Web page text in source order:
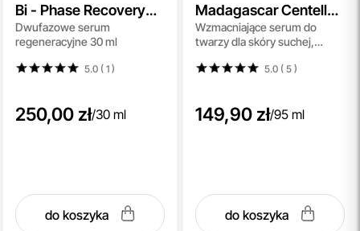
Bi - Phase Recovery
Drops
Dwufazowe serum
regeneracyjne 30 ml
5.0 ( 1)
250,00 zł/30 ml
do koszyka
Madagascar Centella
Probio-CICA Intensive
Ampoule
Wzmacniające serum do
twarzy dla skóry suchej,
5.0 ( 5)
149,90 zł/95 ml
do koszyka